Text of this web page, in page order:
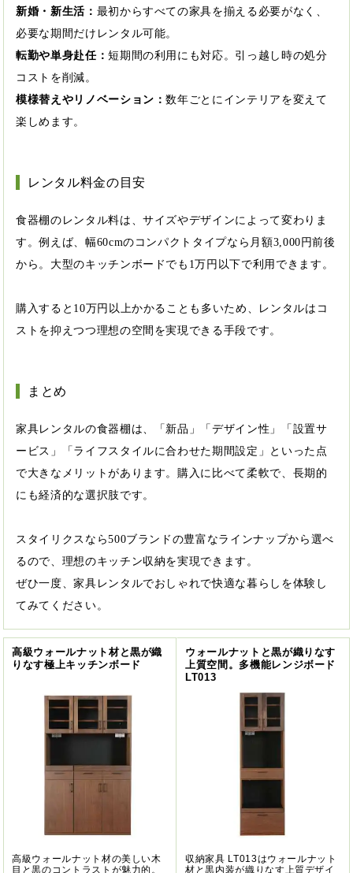
新婚・新生活： 最初からすべての家具を揃える必要がなく、
必要な期間だけレンタル可能。
転勤や単身赴任：短期間の利用にも対応。引っ越し時の処分
コストを削減。
模様替えやリノベーション：数年ごとにインテリアを変えて
楽しめます。
レンタル料金の目安
食器棚のレンタル料は、サイズやデザインによって変わりま
す。例えば、幅60cmのコンパクトタイプなら月額3,000円前後
から。大型のキッチンボードでも1万円以下で利用できます。
購入すると10万円以上かかることも多いため、レンタルはコ
ストを抑えつつ理想の空間を実現できる手段です。
まとめ
家具レンタルの食器棚は、「新品」「デザイン性」「設置サ
ービス」「ライフスタイルに合わせた期間設定」といった点
で大きなメリットがあります。購入に比べて柔軟で、長期的
にも経済的な選択肢です。
スタイリクスなら500ブランドの豊富なラインナップから選べ
るので、理想のキッチン収納を実現できます。
ぜひ一度、家具レンタルでおしゃれで快適な暮らしを体験し
てみてください。
高級ウォールナット材と黒が織
りなす極上キッチンボード
高級ウォールナット材の美しい木
目と黒のコントラストが魅力的。
ウォールナットと黒が織りなす
上質空間。多機能レンジボード
LT013
収納家具 LT013はウォールナット
材と黒内装が織りなす上質デザイ